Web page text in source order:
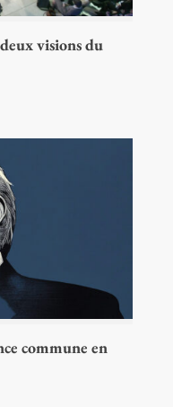
visions du
commune en